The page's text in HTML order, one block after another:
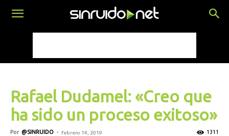
Rafael Dudamel: «Creo que
ha sido un proceso exitoso»
Por @SINRUIDO - febrero 14, 2019 1311